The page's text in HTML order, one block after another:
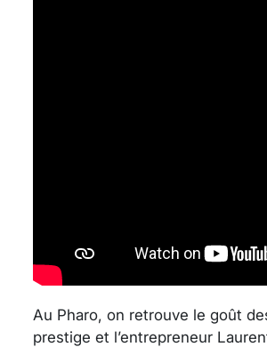
Au Pharo, on retrouve le goût
prestige et l’entrepreneur